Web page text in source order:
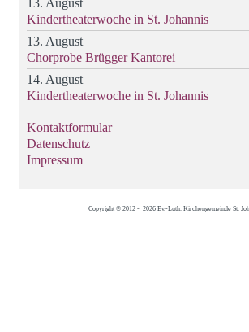
13. August
Kindertheaterwoche in St. Johannis
13. August
Chorprobe Brügger Kantorei
14. August
Kindertheaterwoche in St. Johannis
Kontaktformular
Datenschutz
Impressum
Copyright © 2012 - 2026 Ev.-Luth. Kirchengemeinde St.